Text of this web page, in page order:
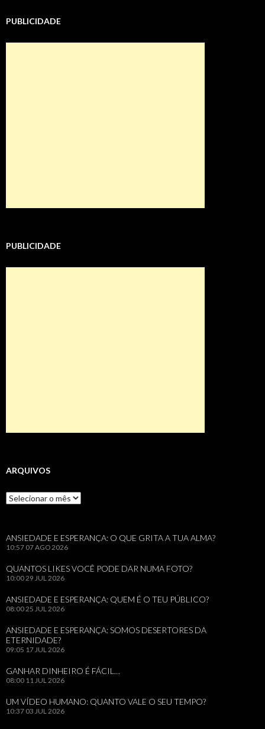
PUBLICIDADE
PUBLICIDADE
ARQUIVOS
Arquivos
ANSIEDADE E ESPERANÇA: O QUE GRITA A TUA ALMA?
10:57 07 AGO 2026
QUANTOS LIKES VOCÊ PODE DAR NUMA FOTO?
10:00 29 JUL 2026
ANSIEDADE E ESPERANÇA: QUEM É O TEU PÚBLICO?
08:00 25 JUL 2026
ANSIEDADE E ESPERANÇA: SOMOS DESERTORES DA
ETERNIDADE?
09:05 17 JUL 2026
GANHAR DINHEIRO É FÁCIL…
08:00 11 JUL 2026
UM VÍDEO HUMANO: QUANTO VALE O SEU TEMPO?
10:37 03 JUL 2026